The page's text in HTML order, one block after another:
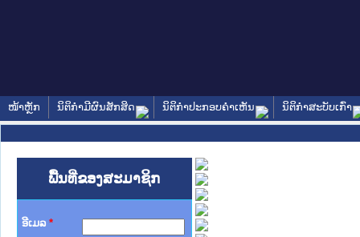
ໜ້າຫຼັກ ນິຕິກໍາມີຜົນສັກສິດ ນິຕິກໍາປະກອບຄໍາເຫັນ ນິຕິກໍາສະບັບເກົ່າ
ພື້ນທີ່ຂອງສະມາຊິກ
ອີເມລ *